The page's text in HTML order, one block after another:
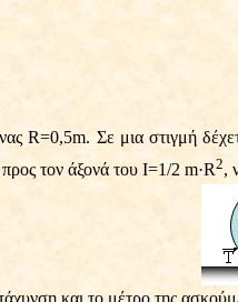
R=0,5m. Σε μια στιγμή
τον άξονά του Ι=1/2 m·R2,